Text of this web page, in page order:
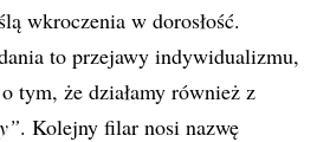
wkroczenia w dorosłość.
to przejawy indywidualizmu,
tym, że działamy również z
. Kolejny filar nosi nazwę